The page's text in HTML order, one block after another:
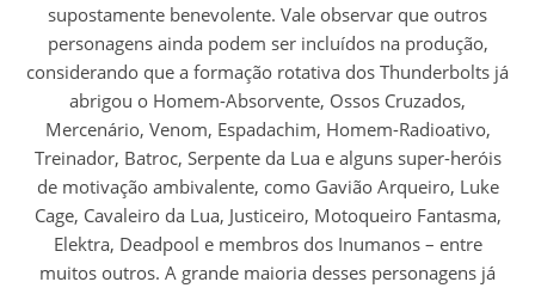
supostamente benevolente. Vale observar que outros
personagens ainda podem ser incluídos na produção,
considerando que a formação rotativa dos Thunderbolts já
abrigou o Homem-Absorvente, Ossos Cruzados,
Mercenário, Venom, Espadachim, Homem-Radioativo,
Treinador, Batroc, Serpente da Lua e alguns super-heróis
de motivação ambivalente, como Gavião Arqueiro, Luke
Cage, Cavaleiro da Lua, Justiceiro, Motoqueiro Fantasma,
Elektra, Deadpool e membros dos Inumanos – entre
muitos outros. A grande maioria desses personagens já